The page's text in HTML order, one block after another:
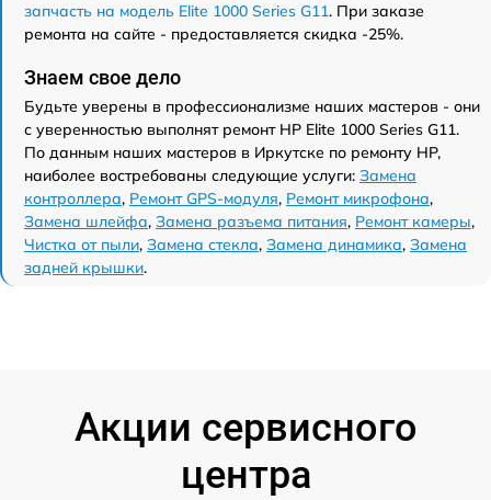
запчасть на модель Elite 1000 Series G11. При заказе
ремонта на сайте - предоставляется скидка -25%.
Знаем свое дело
Будьте уверены в профессионализме наших мастеров - они
с уверенностью выполнят ремонт HP Elite 1000 Series G11.
По данным наших мастеров в Иркутске по ремонту HP,
наиболее востребованы следующие услуги: Замена
контроллера, Ремонт GPS-модуля, Ремонт микрофона,
Замена шлейфа, Замена разъема питания, Ремонт камеры,
Чистка от пыли, Замена стекла, Замена динамика, Замена
задней крышки.
Акции сервисного
центра